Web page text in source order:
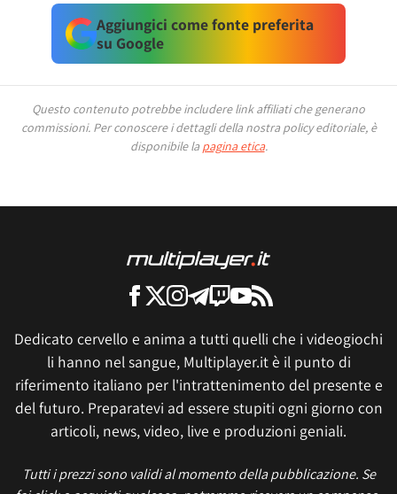
Aggiungici come fonte preferita
su Google
Questo contenuto potrebbe includere link affiliati che generano
commissioni. Per conoscere i dettagli della nostra policy editoriale, è
disponibile la pagina etica.
Dedicato cervello e anima a tutti quelli che i videogiochi
li hanno nel sangue, Multiplayer.it è il punto di
riferimento italiano per l'intrattenimento del presente e
del futuro. Preparatevi ad essere stupiti ogni giorno con
articoli, news, video, live e produzioni geniali.
Tutti i prezzi sono validi al momento della pubblicazione. Se